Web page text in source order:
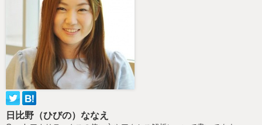
日比野（ひびの）ななえ